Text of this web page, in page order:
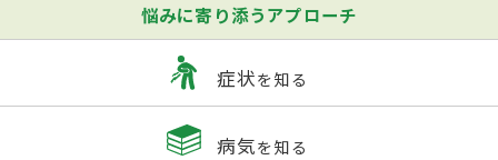
悩みに寄り添うアプローチ
症状を知る
病気を知る